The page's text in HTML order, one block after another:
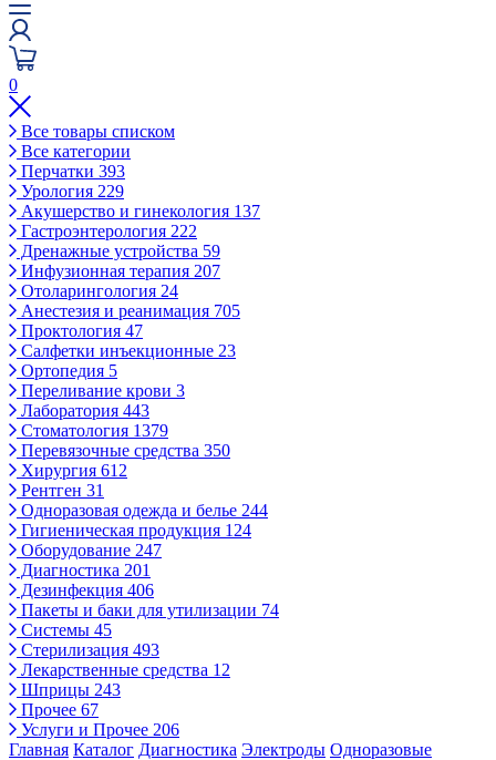
0
Все товары списком
Все категории
Перчатки 393
Урология 229
Акушерство и гинекология 137
Гастроэнтерология 222
Дренажные устройства 59
Инфузионная терапия 207
Отоларингология 24
Анестезия и реанимация 705
Проктология 47
Салфетки инъекционные 23
Ортопедия 5
Переливание крови 3
Лаборатория 443
Стоматология 1379
Перевязочные средства 350
Хирургия 612
Рентген 31
Одноразовая одежда и белье 244
Гигиеническая продукция 124
Оборудование 247
Диагностика 201
Дезинфекция 406
Пакеты и баки для утилизации 74
Системы 45
Стерилизация 493
Лекарственные средства 12
Шприцы 243
Прочее 67
Услуги и Прочее 206
Главная Каталог Диагностика Электроды Одноразовые